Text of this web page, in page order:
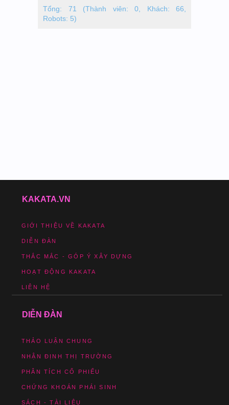
Tổng: 71 (Thành viên: 0, Khách: 66,
Robots: 5)
KAKATA.VN
GIỚI THIỆU VỀ KAKATA
DIỄN ĐÀN
THẮC MẮC - GÓP Ý XÂY DỰNG
HOẠT ĐỘNG KAKATA
LIÊN HỆ
DIỄN ĐÀN
THẢO LUẬN CHUNG
NHẬN ĐỊNH THỊ TRƯỜNG
PHÂN TÍCH CỔ PHIẾU
CHỨNG KHOÁN PHÁI SINH
SÁCH - TÀI LIỆU